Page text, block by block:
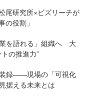
尾研究所×ビズリーチが
の役割」
業を語れる」組織へ 大
の推進力”
録——現場の「可視化
据える未来とは